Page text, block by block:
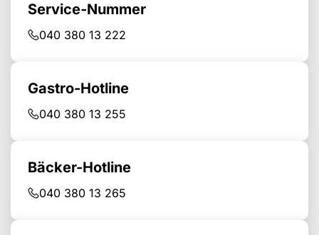
Service-Nummer
040 380 13 222
Gastro-Hotline
040 380 13 255
Bäcker-Hotline
040 380 13 265